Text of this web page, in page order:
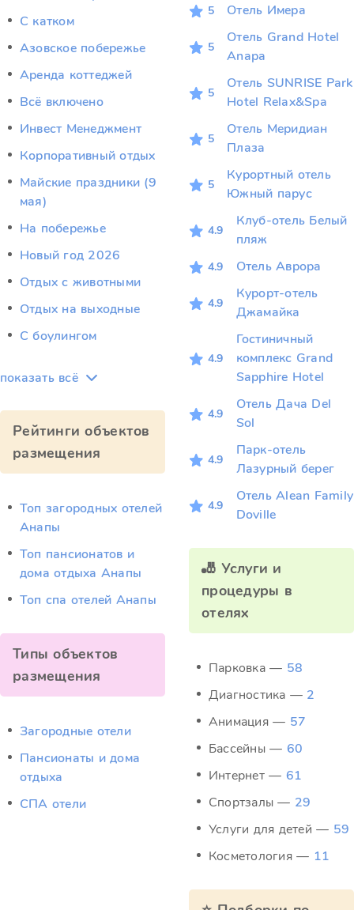
C катком
Азовское побережье
Аренда коттеджей
Всё включено
Инвест Менеджмент
Корпоративный отдых
Майские праздники (9
мая)
На побережье
Новый год 2026
Отдых c животными
Отдых на выходные
С боулингом
показать всё
Рейтинги объектов
размещения
Топ загородных отелей
Анапы
Топ пансионатов и
дома отдыха Анапы
Топ спа отелей Анапы
Типы объектов
размещения
Загородные отели
Пансионаты и дома
отдыха
СПА отели
5 Отель Имера
5
Отель Grand Hotel
Anapa
5
Отель SUNRISE Park
Hotel Relax&Spa
5
Отель Меридиан
Плаза
5
Курортный отель
Южный парус
4.9
Клуб-отель Белый
пляж
4.9 Отель Аврора
4.9
Курорт-отель
Джамайка
4.9
Гостиничный
комплекс Grand
Sapphire Hotel
4.9
Отель Дача Del
Sol
4.9
Парк-отель
Лазурный берег
4.9
Отель Alean Family
Doville
🎳 Услуги и
процедуры в
отелях
Парковка — 58
Диагностика — 2
Анимация — 57
Бассейны — 60
Интернет — 61
Спортзалы — 29
Услуги для детей — 59
Косметология — 11